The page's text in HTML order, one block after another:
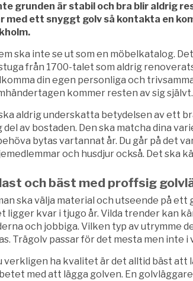
grunden är stabil och bra blir aldrig
med ett snyggt golv så kontakta en
ska inte se ut som en möbelkatalog.
från 1700-talet som aldrig
din egen personliga och
kommer resten av sig självt.
aldrig underskatta betydelsen av ett
del av bostaden. Den ska matcha dina
bytas vartannat år. Du går på det
och husdjur också. Det ska
och bäst med proffsig
ska välja material och utseende på
ligger kvar i tjugo år. Vilda trender kan
och jobbiga. Vilken typ av utrymme
Trägolv passar för det mesta men inte i
verkligen ha kvalitet är det alltid bäst
med att lägga golven. En